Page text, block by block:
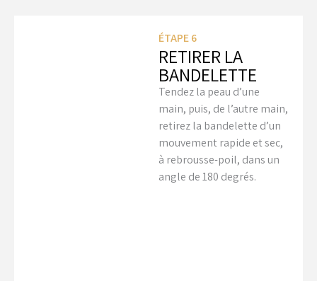
ÉTAPE 6
RETIRER LA
BANDELETTE
Tendez la peau d’une
main, puis, de l’autre main,
retirez la bandelette d’un
mouvement rapide et sec,
à rebrousse-poil, dans un
angle de 180 degrés.